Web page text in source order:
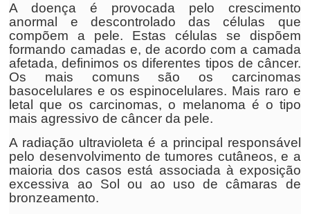
A doença é provocada pelo crescimento
anormal e descontrolado das células que
compõem a pele. Estas células se dispõem
formando camadas e, de acordo com a camada
afetada, definimos os diferentes tipos de câncer.
Os mais comuns são os carcinomas
basocelulares e os espinocelulares. Mais raro e
letal que os carcinomas, o melanoma é o tipo
mais agressivo de câncer da pele.
A radiação ultravioleta é a principal responsável
pelo desenvolvimento de tumores cutâneos, e a
maioria dos casos está associada à exposição
excessiva ao Sol ou ao uso de câmaras de
bronzeamento.